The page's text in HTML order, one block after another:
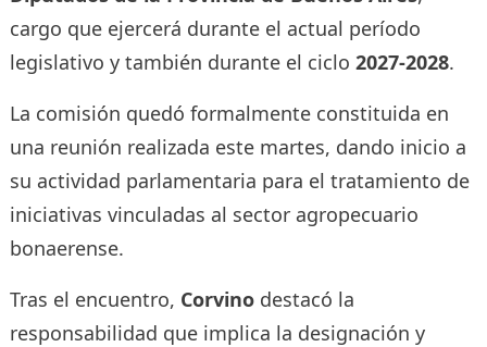
cargo que ejercerá durante el actual período
legislativo y también durante el ciclo 2027-2028.
La comisión quedó formalmente constituida en
una reunión realizada este martes, dando inicio a
su actividad parlamentaria para el tratamiento de
iniciativas vinculadas al sector agropecuario
bonaerense.
Tras el encuentro, Corvinodestacó la
responsabilidad que implica la designación y